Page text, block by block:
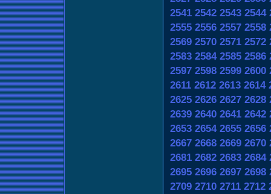
2541 2542 2543 2544
2555 2556 2557 2558
2569 2570 2571 2572
2583 2584 2585 2586
2597 2598 2599 2600
2611 2612 2613 2614
2625 2626 2627 2628
2639 2640 2641 2642
2653 2654 2655 2656
2667 2668 2669 2670
2681 2682 2683 2684
2695 2696 2697 2698
2709 2710 2711 2712